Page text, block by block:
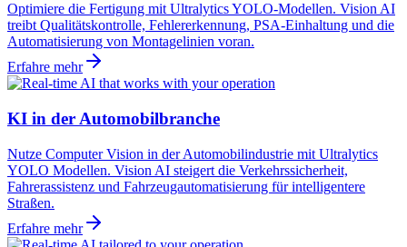
Optimiere die Fertigung mit Ultralytics YOLO-Modellen. Vision AI
treibt Qualitätskontrolle, Fehlererkennung, PSA-Einhaltung und die
Automatisierung von Montagelinien voran.
Erfahre mehr
KI in der Automobilbranche
Nutze Computer Vision in der Automobilindustrie mit Ultralytics
YOLO Modellen. Vision AI steigert die Verkehrssicherheit,
Fahrerassistenz und Fahrzeugautomatisierung für intelligentere
Straßen.
Erfahre mehr